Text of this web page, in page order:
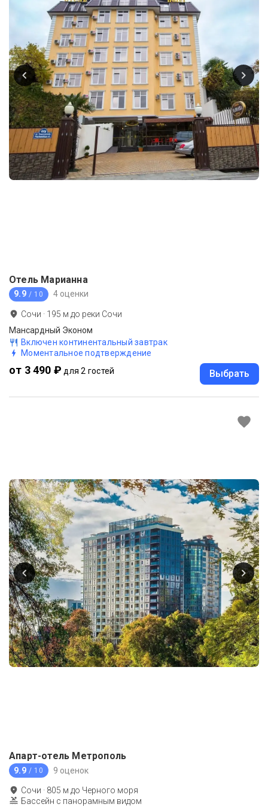
Отель Марианна
9.9 / 10 4 оценки
Сочи · 195 м до реки Сочи
Мансардный Эконом
Включен континентальный завтрак
Моментальное подтверждение
от 3 490 ₽ для 2 гостей Выбрать
Апарт-отель Метрополь
9.9 / 10 9 оценок
Сочи · 805 м до Черного моря
Бассейн с панорамным видом